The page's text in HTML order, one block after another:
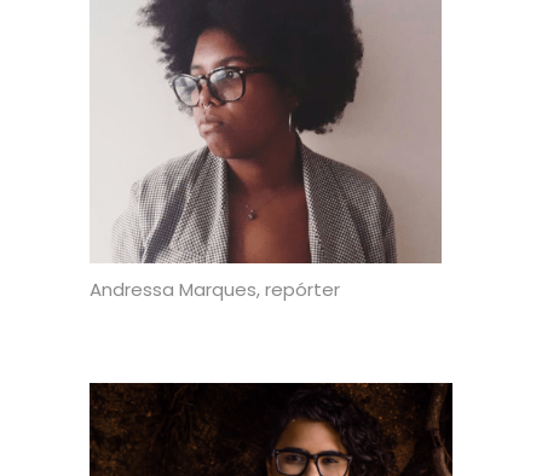
Andressa Marques, repórter